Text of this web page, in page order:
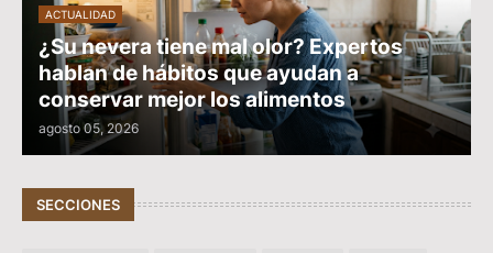
ACTUALIDAD
¿Su nevera tiene mal olor? Expertos
hablan de hábitos que ayudan a
conservar mejor los alimentos
agosto 05, 2026
SECCIONES